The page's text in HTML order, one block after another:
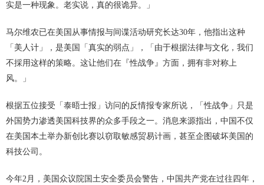
实是一种现象。老实说，真的很诡异。」
马尔维农已在美国从事情报与间谍活动研究长达30年，他指出这种
「美人计」，是美国「真实的弱点」，「由于根据法律与文化，我们
不採用这样的策略。这让他们在『性战争』方面，拥有非对称上
风。」
根据五位接受「泰晤士报」访问的反情报专家所说，「性战争」只是
外国势力渗透美国科技界的众多手段之一。消息来源指出，中国不仅
在美国本土举办新创比赛以窃取敏感贸易计画，甚至企图破坏美国的
科技公司。
今年2月，美国众议院国土安全委员会警告，中国共产党在过往四年，